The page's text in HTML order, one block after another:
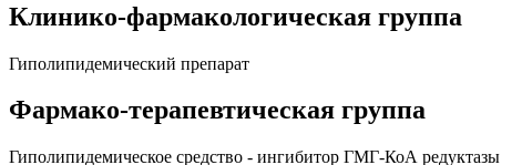
Клинико-фармакологическая группа
Гиполипидемический препарат
Фармако-терапевтическая группа
Гиполипидемическое средство - ингибитор ГМГ-КоА редуктазы